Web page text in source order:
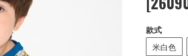
款式
米白色